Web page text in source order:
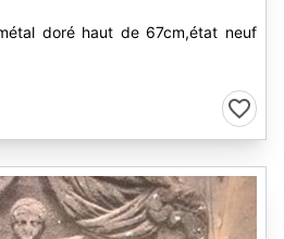
doré haut de 67cm,état neuf